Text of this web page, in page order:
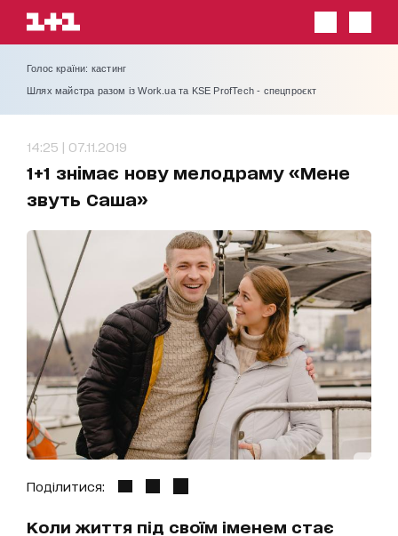
Голос країни: кастинг
Шлях майстра разом із Work.ua та KSE ProfTech - спецпроєкт
14:25 | 07.11.2019
1+1 знімає нову мелодраму «Мене
звуть Саша»
Поділитися:
Коли життя під своїм іменем стає